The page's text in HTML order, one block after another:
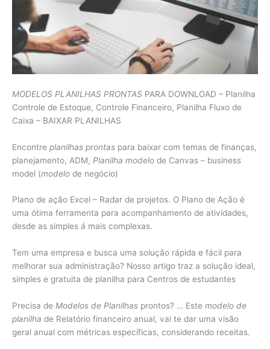
MODELOS PLANILHAS PRONTAS PARA DOWNLOAD – Planilha
Controle de Estoque, Controle Financeiro, Planilha Fluxo de
Caixa – BAIXAR PLANILHAS
Encontre planilhas prontas para baixar com temas de finanças,
planejamento, ADM, Planilha modelo de Canvas – business
model (modelo de negócio)
Plano de ação Excel – Radar de projetos. O Plano de Ação é
uma ótima ferramenta para acompanhamento de atividades,
desde as simples á mais complexas.
Tem uma empresa e busca uma solução rápida e fácil para
melhorar sua administração? Nosso artigo traz a solução ideal,
simples e gratuita de planilha para Centros de estudantes
Precisa de Modelos de Planilhas prontos? … Este modelo de
planilha de Relatório financeiro anual, vai te dar uma visão
geral anual com métricas específicas, considerando receitas.